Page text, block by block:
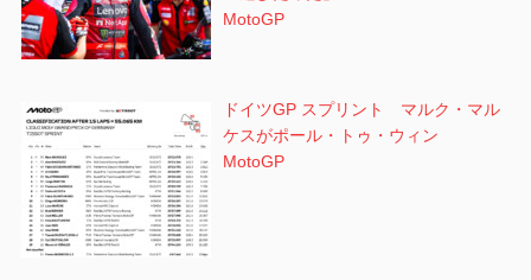
MotoGP
ドイツGP スプリント マルク・マル
ケスがポール・トゥ・ウィン
MotoGP